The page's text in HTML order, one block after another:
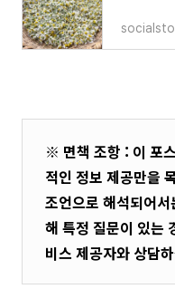
※ 면책 조항 : 이 포
적인 정보 제공만을
조언으로 해석되어
해 특정 질문이 있는
비스 제공자와 상담